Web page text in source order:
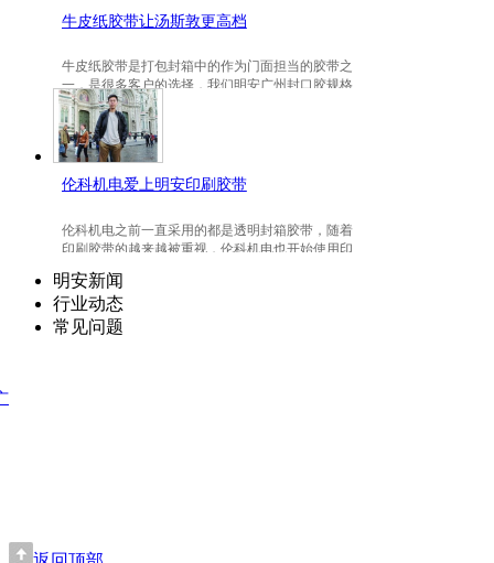
牛皮纸胶带让汤斯敦更高档
牛皮纸胶带是打包封箱中的作为门面担当的胶带之
一，是很多客户的选择，我们明安广州封口胶规格
包装的牛皮纸胶带就是汤斯敦的选择。
伦科机电爱上明安印刷胶带
伦科机电之前一直采用的都是透明封箱胶带，随着
印刷胶带的越来越被重视，伦科机电也开始使用印
明安新闻
行业动态
常见问题